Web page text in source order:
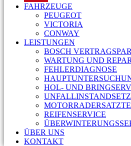
FAHRZEUGE
PEUGEOT
VICTORIA
CONWAY
LEISTUNGEN
BOSCH
WARTUNG UND
FEHLERDIAGNOSE
HOL- UND
REIFENSERVICE
ÜBER UNS
KONTAKT